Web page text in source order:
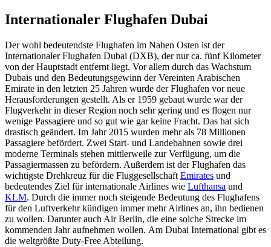
Internationaler Flughafen Dubai
Der wohl bedeutendste Flughafen im Nahen Osten ist der
Internationaler Flughafen Dubai (DXB), der nur ca. fünf Kilometer
von der Hauptstadt entfernt liegt. Vor allem durch das Wachstum
Dubais und den Bedeutungsgewinn der Vereinten Arabischen
Emirate in den letzten 25 Jahren wurde der Flughafen vor neue
Herausforderungen gestellt. Als er 1959 gebaut wurde war der
Flugverkehr in dieser Region noch sehr gering und es flogen nur
wenige Passagiere und so gut wie gar keine Fracht. Das hat sich
drastisch geändert. Im Jahr 2015 wurden mehr als 78 Millionen
Passagiere befördert. Zwei Start- und Landebahnen sowie drei
moderne Terminals stehen mittlerweile zur Verfügung, um die
Passagiermassen zu befördern. Außerdem ist der Flughafen das
wichtigste Drehkreuz für die Fluggesellschaft Emirates und
bedeutendes Ziel für internationale Airlines wie Lufthansa und
KLM. Durch die immer noch steigende Bedeutung des Flughafens
für den Luftverkehr kündigen immer mehr Airlines an, ihn bedienen
zu wollen. Darunter auch Air Berlin, die eine solche Strecke im
kommenden Jahr aufnehmen wollen. Am Dubai International gibt es
die weltgrößte Duty-Free Abteilung.